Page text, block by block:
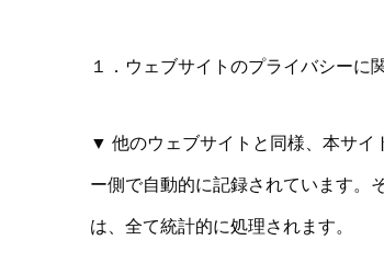
１．ウェブサイトのプライバシーに
▼ 他のウェブサイトと同様、本サイ
ー側で自動的に記録されています。
は、全て統計的に処理されます。